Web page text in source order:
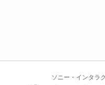
ソニー・インタラ